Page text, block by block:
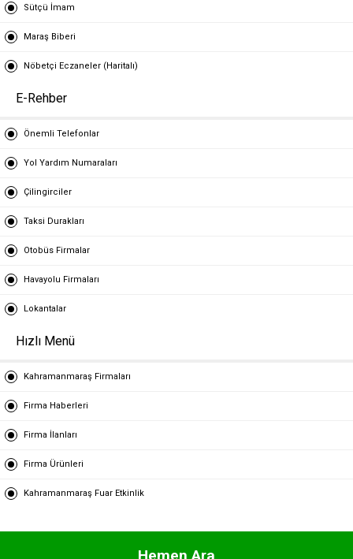
Sütçü İmam
Maraş Biberi
Nöbetçi Eczaneler (Haritalı)
E-Rehber
Önemli Telefonlar
Yol Yardım Numaraları
Çilingirciler
Taksi Durakları
Otobüs Firmalar
Havayolu Firmaları
Lokantalar
Hızlı Menü
Kahramanmaraş Firmaları
Firma Haberleri
Firma İlanları
Firma Ürünleri
Kahramanmaraş Fuar Etkinlik
Hemen Ara